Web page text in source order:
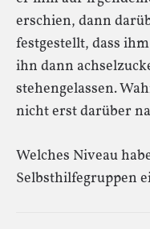
erschien, dann
festgestellt, dass
ihn dann
stehengelassen.
nicht erst darüber
Welches Niveau
Selbsthilfegruppen